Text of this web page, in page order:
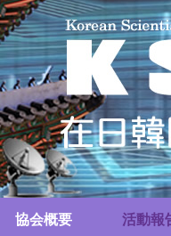
協会概要 活動報